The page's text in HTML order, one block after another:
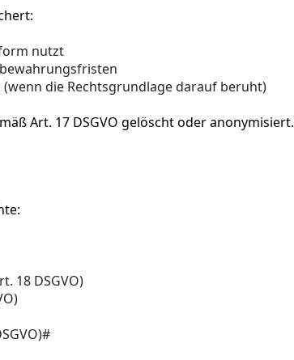
nutzt
die Rechtsgrundlage darauf beruht)
Art. 17 DSGVO gelöscht oder anonymisiert.
18 DSGVO)